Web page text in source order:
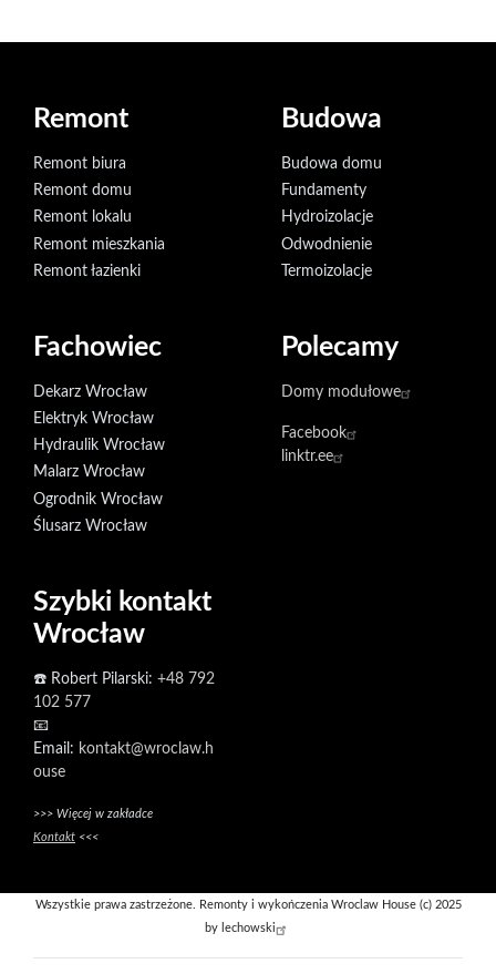
Remont
Remont biura
Remont domu
Remont lokalu
Remont mieszkania
Remont łazienki
Budowa
Budowa domu
Fundamenty
Hydroizolacje
Odwodnienie
Termoizolacje
Fachowiec
Dekarz Wrocław
Elektryk Wrocław
Hydraulik Wrocław
Malarz Wrocław
Ogrodnik Wrocław
Ślusarz Wrocław
Polecamy
Domy modułowe
Facebook
linktr.ee
Szybki kontakt
Wrocław
☎️ Robert Pilarski: +48 792
102 577
📧
Email: kontakt@wroclaw.h
ouse
>>> Więcej w zakładce
Kontakt <<<
Wszystkie prawa zastrzeżone. Remonty i wykończenia Wroclaw House (c) 2025
by lechowski